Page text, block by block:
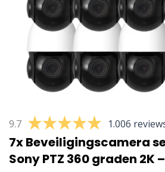
9.7 1.006
7x Beveiligingscamera
Sony PTZ 360 graden 2K